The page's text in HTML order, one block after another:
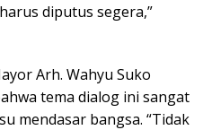
diputus segera,”
Arh. Wahyu Suko
tema dialog ini sangat
mendasar bangsa. “Tidak